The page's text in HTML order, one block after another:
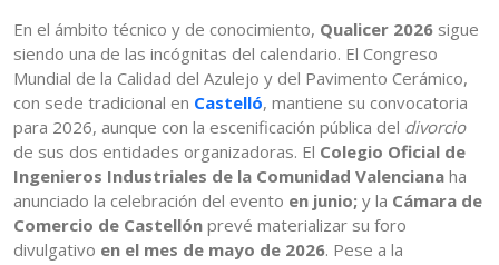
En el ámbito técnico y de conocimiento, Qualicer 2026 sigue
siendo una de las incógnitas del calendario. El Congreso
Mundial de la Calidad del Azulejo y del Pavimento Cerámico,
con sede tradicional en Castelló, mantiene su convocatoria
para 2026, aunque con la escenificación pública del divorcio
de sus dos entidades organizadoras. El Colegio Oficial de
Ingenieros Industriales de la Comunidad Valenciana ha
anunciado la celebración del evento en junio; y la Cámara de
Comercio de Castellón prevé materializar su foro
divulgativo en el mes de mayo de 2026. Pese a la